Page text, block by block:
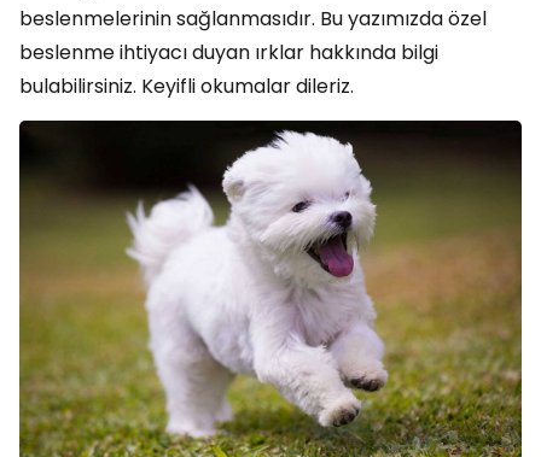
beslenmelerinin sağlanmasıdır. Bu yazımızda özel
beslenme ihtiyacı duyan ırklar hakkında bilgi
bulabilirsiniz. Keyifli okumalar dileriz.